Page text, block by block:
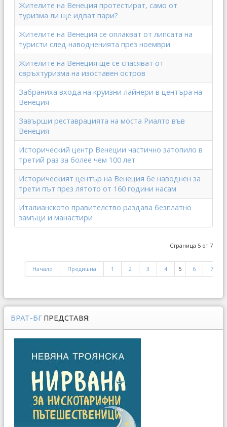
Жителите на Венеция протестират, само от
туризма ли ще идват пари?
Жителите на Венеция се оплакват от липсата на
туристи след наводненията през ноември
Жителите на Венеция ще се спасяват от
свръхтуризма на изоставен остров
Забраниха входа на круизни лайнери в центъра на
Венеция
Завърши реставрацията на моста Риалто във
Венеция
Исторический центр Венеции частично затопило в
третий раз за более чем 100 лет
Историческият център на Венеция бе наводнен за
трети път през лятото от 160 години насам
Италианското правителство раздава безплатно
замъци и манастири
Страница 5 от 7
Начало Предишна 1 2 3 4 5 6 7
БРАТ-БГ ПРЕДСТАВЯ: